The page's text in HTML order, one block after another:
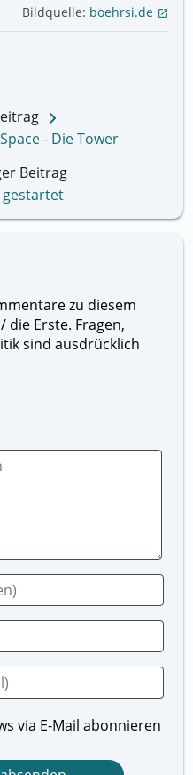
Bildquelle: boehrsi.de open_in_new
Beitrag
gestartet
keyboard_arrow_right
- Die Tower
zu diesem
die Erste. Fragen,
sind ausdrücklich
via E-Mail abonnieren